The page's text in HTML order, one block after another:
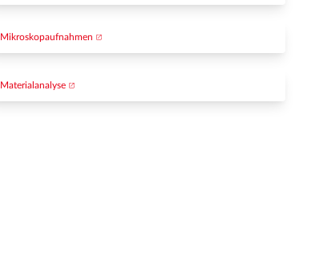
Mikroskopaufnahmen
Materialanalyse